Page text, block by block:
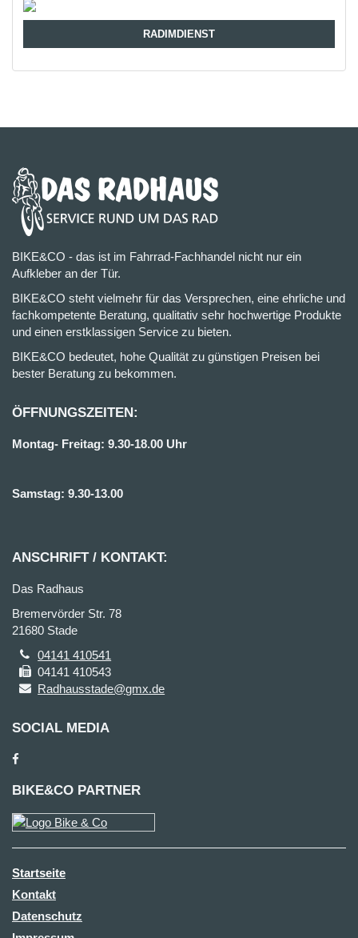
RADIMDIENST
BIKE&CO - das ist im Fahrrad-Fachhandel nicht nur ein
Aufkleber an der Tür.
BIKE&CO steht vielmehr für das Versprechen, eine ehrliche und
fachkompetente Beratung, qualitativ sehr hochwertige Produkte
und einen erstklassigen Service zu bieten.
BIKE&CO bedeutet, hohe Qualität zu günstigen Preisen bei
bester Beratung zu bekommen.
ÖFFNUNGSZEITEN:
Montag- Freitag: 9.30-18.00 Uhr
Samstag: 9.30-13.00
ANSCHRIFT / KONTAKT:
Das Radhaus
Bremervörder Str. 78
21680 Stade
04141 410541
04141 410543
Radhausstade@gmx.de
SOCIAL MEDIA
BIKE&CO PARTNER
Startseite
Kontakt
Datenschutz